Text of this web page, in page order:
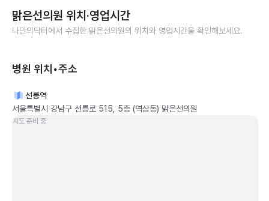
맑은선의원 위치·영업시간
나만의닥터에서 수집한 맑은선의원의 위치와 영업시간을 확인해보세요.
병원 위치•주소
선릉역
서울특별시 강남구 선릉로 515, 5층 (역삼동) 맑은선의원
지도 준비 중